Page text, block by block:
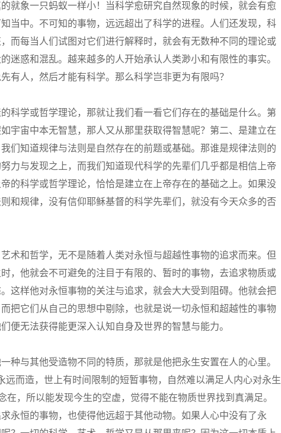
就象一只蚂蚁一样小！当科学愈研究自然现象的时候，就会有愈
当中。不可知的事物，远远超出了科学的进程。人们还发现，科
而每当人们试图对它们进行解释时，就会有无数种不同的理论或
迷惑和混乱。越来越多的人开始承认人类渺小和有限性的事实。
有人，然后才能有科学。那么科学岂非更为有限吗？
科学或哲学理论，那就让我们看一看它们存在的基础是什么。第
宇宙中本无智慧，那人又从那里获取得智慧呢？第二、是建立在
们知道规律与法则是自然存在的前题或基础。那谁是规律法则的
力与发现之上，而我们知道现代科学的先辈们几乎都是相信上帝
的科学或哲学理论，恰恰是建立在上帝存在的基础之上。如果没
和规律，没有信仰耶稣基督的科学先辈们，就没有今天众多的否
术和哲学，无不是随着人类对永恒与超越性事物的追求而来。但
，他就会不可避免的注目于有限的、暂时的事物，去追求物质或
这样他对永恒事物的关注与追求，就会大大受到阻碍。他就会把
把它们从自己的思想中剔除，也就是说一切永恒和超越性的事物
便无法获得能更深入认知自身及世界的智慧与能力。
种与其他受造物不同的特质，那就是他把永生安置在人的心里。
远而造，世上有时间限制的短暂事物，自然难以满足人内心对永生
在，所以能发现今生的空虚，觉得不能在物质世界找到真满足。
永恒的事物，也使得他远超于其他动物。如果人心中没有了永